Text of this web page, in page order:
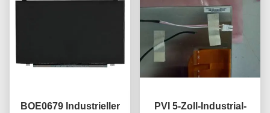
BOE0679 Industrieller
PVI 5-Zoll-Industrial-